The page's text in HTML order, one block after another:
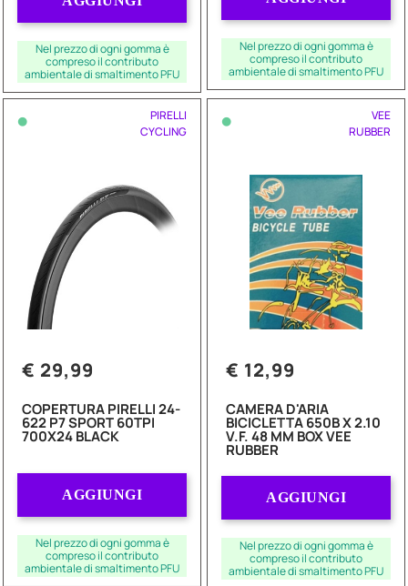
Nel prezzo di ogni gomma è
compreso il contributo
ambientale di smaltimento PFU
Nel prezzo di ogni gomma è
compreso il contributo
ambientale di smaltimento PFU
•
PIRELLI
CYCLING
€ 29,99
COPERTURA PIRELLI 24-
622 P7 SPORT 60TPI
700X24 BLACK
AGGIUNGI
Nel prezzo di ogni gomma è
compreso il contributo
ambientale di smaltimento PFU
•
VEE
RUBBER
€ 12,99
CAMERA D'ARIA
BICICLETTA 650B X 2.10
V.F. 48 MM BOX VEE
RUBBER
AGGIUNGI
Nel prezzo di ogni gomma è
compreso il contributo
ambientale di smaltimento PFU